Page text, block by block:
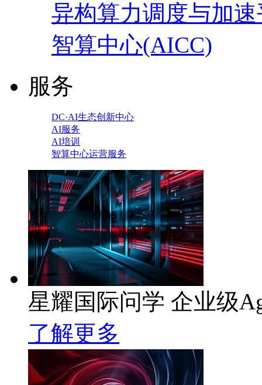
异构算力调度与加
智算中心(AICC)
服务
DC·AI生态创新中心
AI服务
AI培训
智算中心运营服务
星耀国际问学 企业级
了解更多